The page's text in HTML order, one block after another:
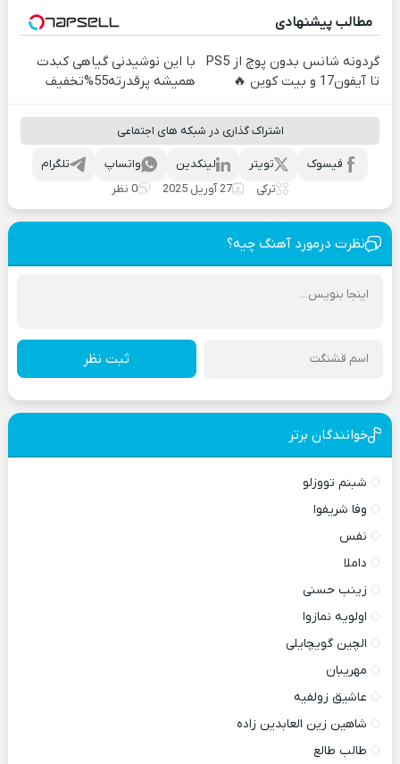
مطالب پیشنهادی
گردونه شانس بدون پوچ از PS5
تا آیفون17 و بیت کوین 🔥
با این نوشیدنی گیاهی کبدت
همیشه پرقدرته55%تخفیف
اشتراک گذاری در شبکه های اجتماعی
تلگرام واتساپ لینکدین تویتر
فیسوک
ترکی
27 آوریل 2025 0 نظر
نظرت درمورد آهنگ چیه؟
ثبت نظر
خوانندگان برتر
شبنم تووزلو
وفا شریفوا
نفس
داملا
زینب حسنی
اولویه نمازوا
الچین گویچایلی
مهریبان
عاشیق زولفیه
شاهین زین العابدین زاده
طالب طالع